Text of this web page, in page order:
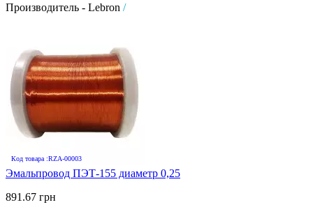
Производитель - Lebron /
Код товара :RZA-00003
Эмальпровод ПЭТ-155 диаметр 0,25
891.67 грн